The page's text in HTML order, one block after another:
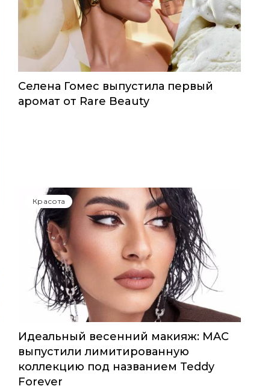
Селена Гомес выпустила первый
аромат от Rare Beauty
Красота
Идеальный весенний макияж: MAC
выпустили лимитированную
коллекцию под названием Teddy
Forever